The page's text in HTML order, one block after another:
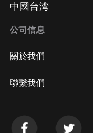
中國台湾
公司信息
關於我們
聯繫我們